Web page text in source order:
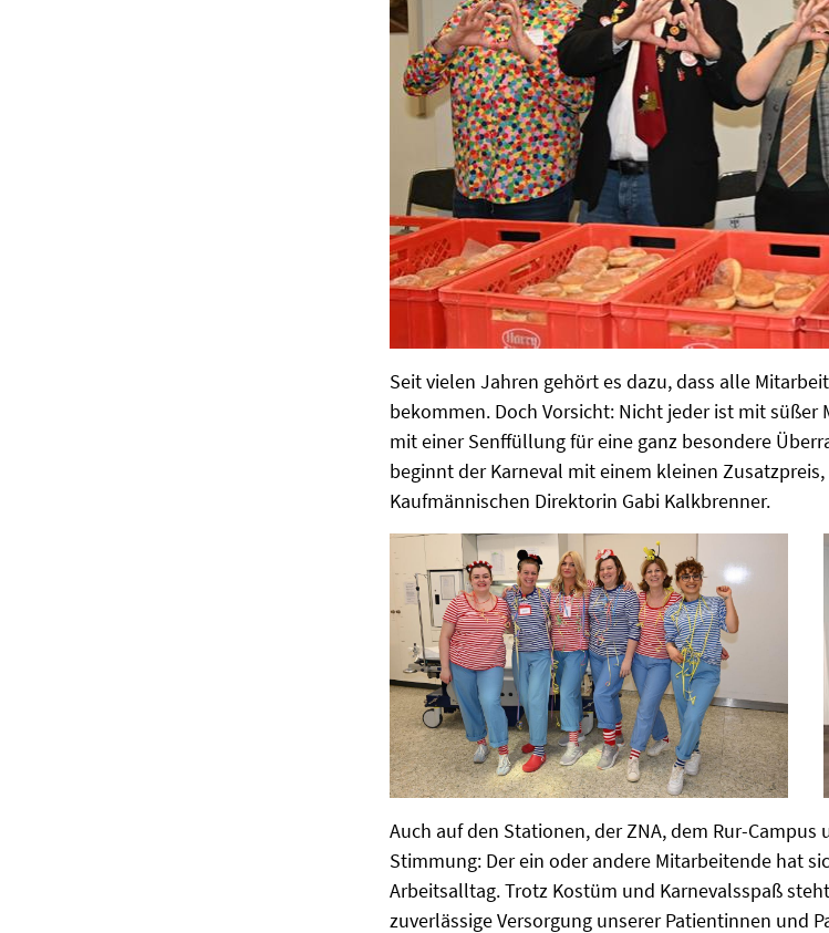
Seit vielen Jahren gehört es dazu, dass alle
bekommen. Doch Vorsicht: Nicht jeder ist mit
mit einer Senffüllung für eine ganz besondere
beginnt der Karneval mit einem kleinen
Kaufmännischen Direktorin Gabi Kalkbrenner.
Auch auf den Stationen, der ZNA, dem Rur-
Stimmung: Der ein oder andere Mitarbeitende hat
Arbeitsalltag. Trotz Kostüm und Karnevalsspaß
zuverlässige Versorgung unserer Patientinnen und